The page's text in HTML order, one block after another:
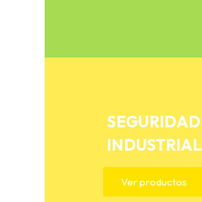
SEGURIDAD
INDUSTRIAL
Ver productos